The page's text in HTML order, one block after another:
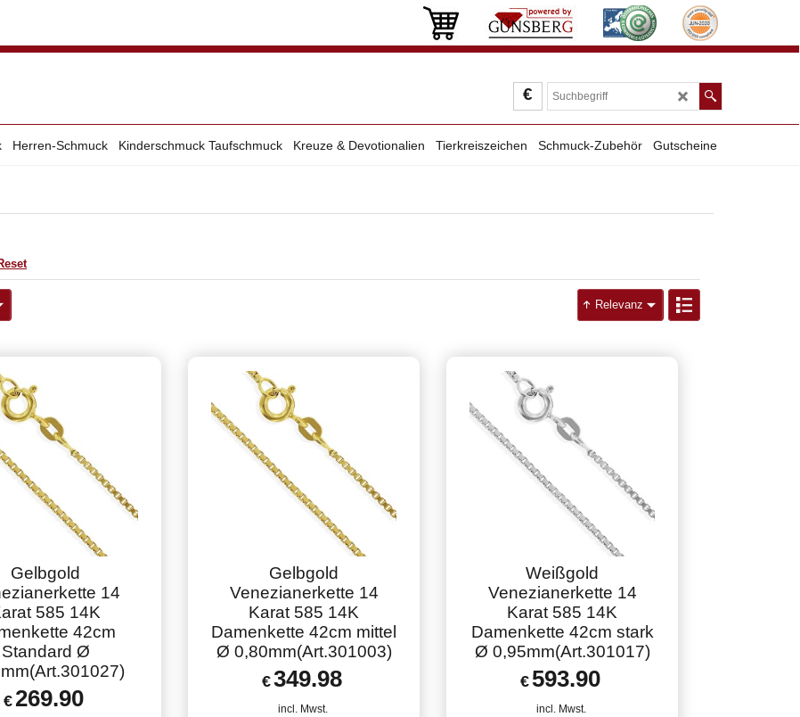
€
Herren-Schmuck Kinderschmuck Taufschmuck Kreuze & Devotionalien Tierkreiszeichen Schmuck-Zubehör Gutscheine
Relevanz
Gelbgold
14
585 14K
42cm
Standard Ø
€ 269.90
Gelbgold
Venezianerkette 14
Karat 585 14K
Damenkette 42cm mittel
Ø 0,80mm(Art.301003)
€349.98
incl. Mwst.
Weißgold
Venezianerkette 14
Karat 585 14K
Damenkette 42cm stark
Ø 0,95mm(Art.301017)
€ 593.90
incl. Mwst.